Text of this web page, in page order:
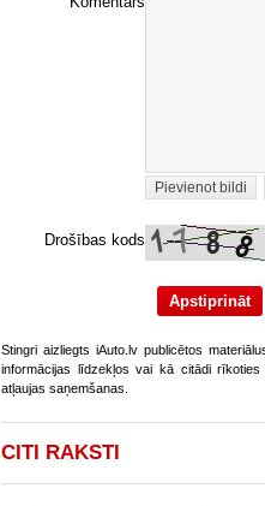
Pievienot bildi
Drošības kods
Stingri aizliegts iAuto.lv publicētos
informācijas līdzekļos vai kā citādi
atļaujas saņemšanas.
CITI RAKSTI